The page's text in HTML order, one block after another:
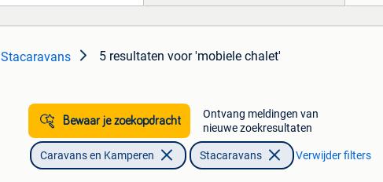
Stacaravans 5 resultaten voor 'mobiele chalet'
Bewaar je zoekopdracht
Ontvang meldingen van
nieuwe zoekresultaten
Caravans en Kamperen Stacaravans Verwijder filters